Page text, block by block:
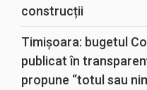
construcții
Timișoara: bugetul
publicat în
propune “totul sau